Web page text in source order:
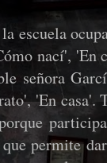
escuela
nací', 'En
señora
'En casa'.
permite